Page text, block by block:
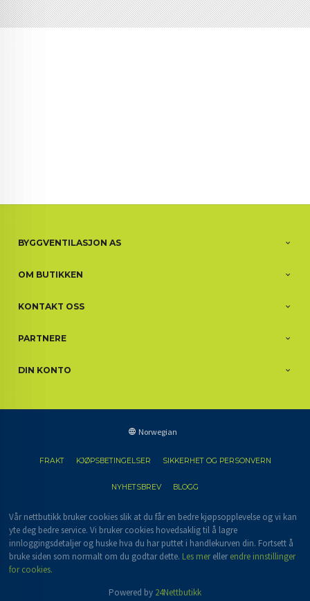
BYGGVENTILASJON AS
OM BUTIKKEN
KONTAKT OSS
PARTNERE
DIN KONTO
Norwegian
FRAKT KJØPSBETINGELSER SIKKERHET OG PERSONVERN
NYHETSBREV BLOGG
Vår nettbutikk bruker cookies slik at du får en bedre kjøpsopplevelse og vi kan
yte deg bedre service. Vi bruker cookies hovedsaklig til å lagre
innloggingsdetaljer og huske hva du har puttet i handlekurven din. Fortsett å
bruke siden som normalt om du godtar dette. Les merellerendre innstillinger
for cookies.
Powered by 24Nettbutikk